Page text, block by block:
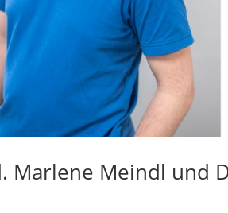
Marlene Meindl und